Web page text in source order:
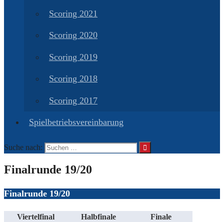
Scoring 2021
Scoring 2020
Scoring 2019
Scoring 2018
Scoring 2017
Spielbetriebsvereinbarung
Suche nach:
Finalrunde 19/20
Finalrunde 19/20
Viertelfinal Halbfinale
Finale